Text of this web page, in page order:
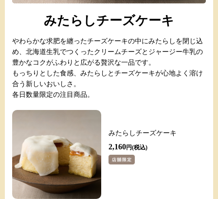
みたらしチーズケーキ
やわらかな求肥を纏ったチーズケーキの中にみたらしを閉じ込
め、北海道生乳でつくったクリームチーズとジャージー牛乳の
豊かなコクがふわりと広がる贅沢な一品です。
もっちりとした食感、みたらしとチーズケーキが心地よく溶け
合う新しいおいしさ。
各日数量限定の注目商品。
みたらしチーズケーキ
2,160円